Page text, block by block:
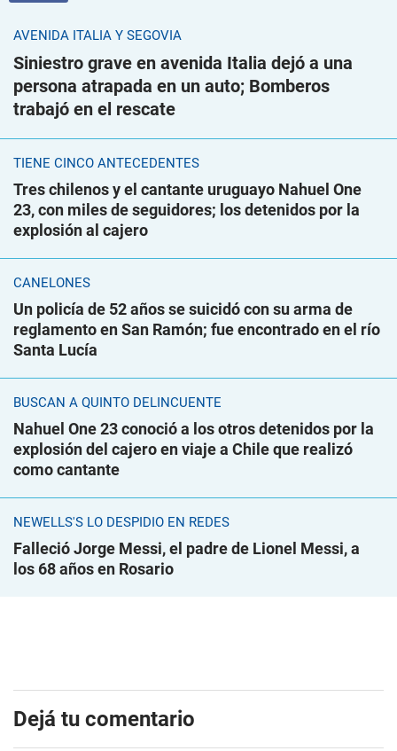
AVENIDA ITALIA Y SEGOVIA
Siniestro grave en avenida Italia dejó a una
persona atrapada en un auto; Bomberos
trabajó en el rescate
TIENE CINCO ANTECEDENTES
Tres chilenos y el cantante uruguayo Nahuel One
23, con miles de seguidores; los detenidos por la
explosión al cajero
CANELONES
Un policía de 52 años se suicidó con su arma de
reglamento en San Ramón; fue encontrado en el río
Santa Lucía
BUSCAN A QUINTO DELINCUENTE
Nahuel One 23 conoció a los otros detenidos por la
explosión del cajero en viaje a Chile que realizó
como cantante
NEWELLS'S LO DESPIDIÓ EN REDES
Falleció Jorge Messi, el padre de Lionel Messi, a
los 68 años en Rosario
Dejá tu comentario